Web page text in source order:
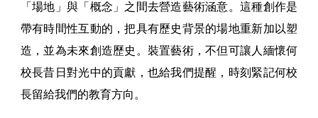
「場地」與「概念」之間去營造藝術涵意。這種創作是
帶有時間性互動的，把具有歷史背景的場地重新加以塑
造，並為未來創造歷史。裝置藝術，不但可讓人緬懷何
校長昔日對光中的貢獻，也給我們提醒，時刻緊記何校
長留給我們的教育方向。